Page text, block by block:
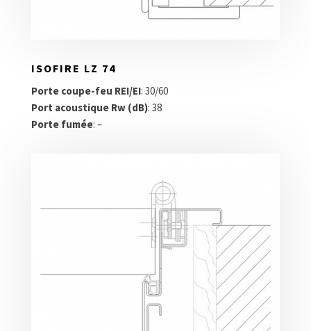
ISOFIRE LZ 74
Porte coupe-feu REI/EI: 30/60
Port acoustique Rw (dB): 38
Porte fumée: –